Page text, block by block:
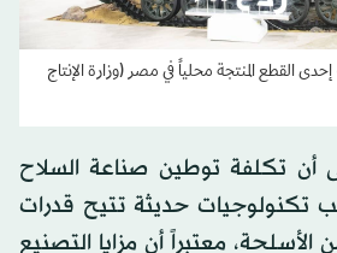
الصواريخ «ردع 300» إحدى القطع المنتجة محلياً في مصر (وزارة الإنتاج
تكلفة توطين صناعة السلاح
تكنولوجيات حديثة تتيح قدرات
معتبراً أن مزايا التصنيع